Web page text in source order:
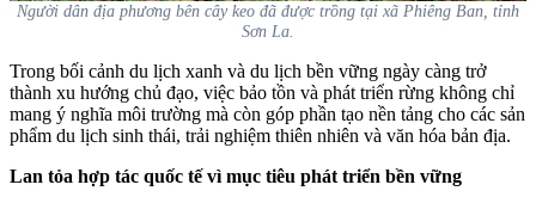
Người dân địa phương bên cây keo đã được trồng tại xã Phiêng Ban, tỉnh
Sơn La.
Trong bối cảnh du lịch xanh và du lịch bền vững ngày càng trở
thành xu hướng chủ đạo, việc bảo tồn và phát triển rừng không chỉ
mang ý nghĩa môi trường mà còn góp phần tạo nền tảng cho các sản
phẩm du lịch sinh thái, trải nghiệm thiên nhiên và văn hóa bản địa.
Lan tỏa hợp tác quốc tế vì mục tiêu phát triển bền vững